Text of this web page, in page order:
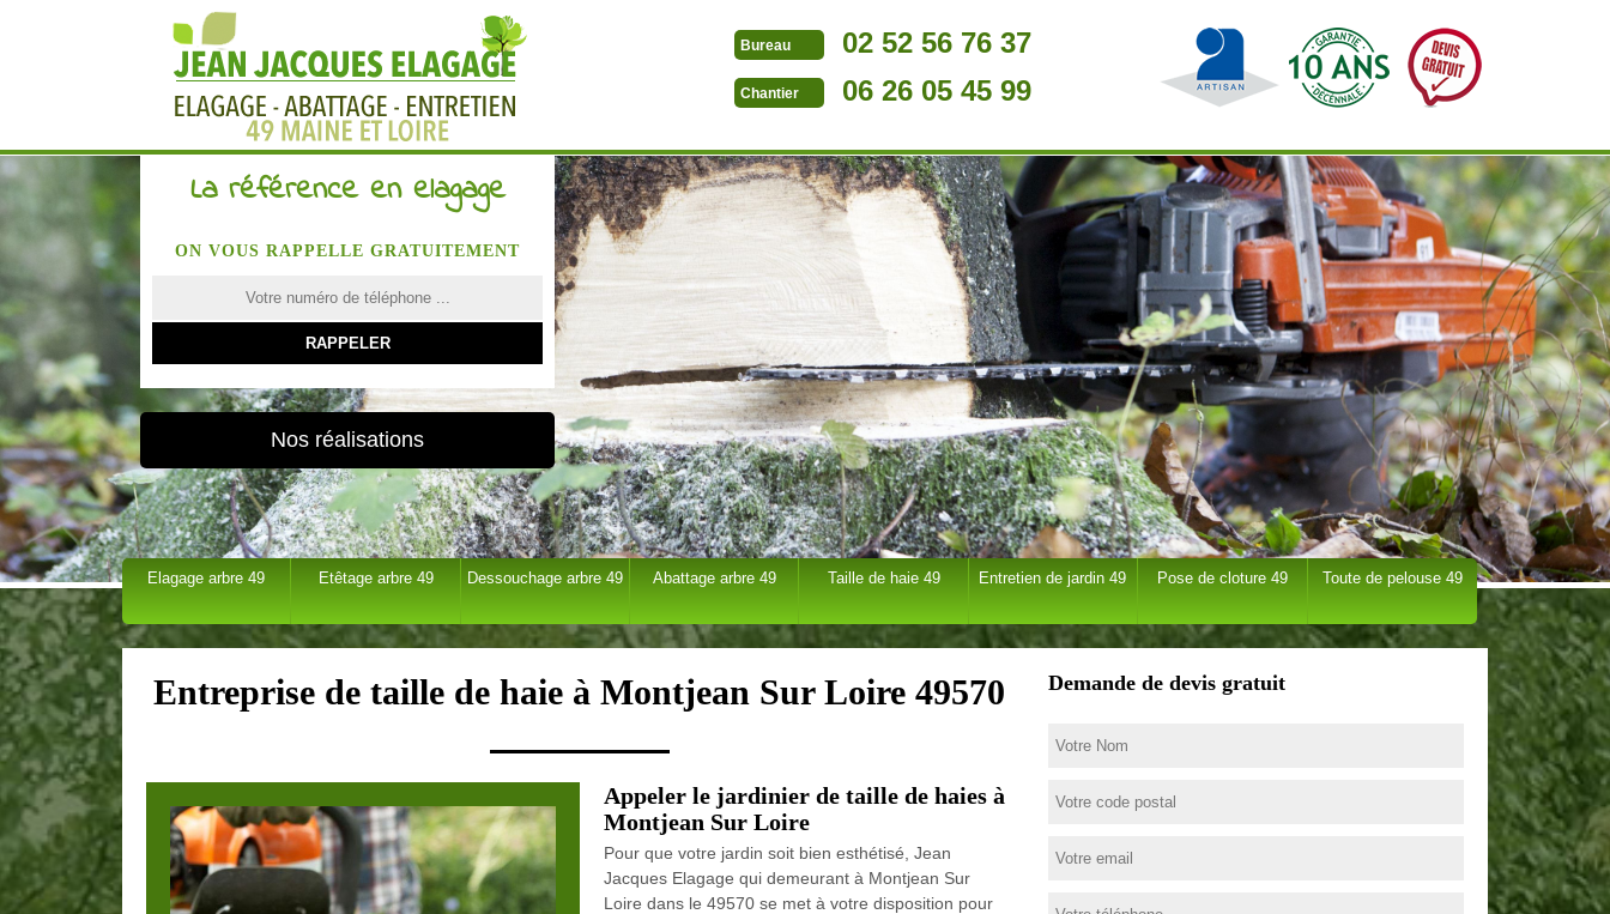
Bureau 02 52 56 76 37
Chantier 06 26 05 45 99
La référence en elagage
ON VOUS RAPPELLE GRATUITEMENT
Nos réalisations
Elagage arbre 49 Etêtage arbre 49 Dessouchage arbre 49 Abattage arbre 49 Taille de haie 49 Entretien de jardin 49 Pose de cloture 49 Toute de pelouse 49
Entreprise de taille de haie à Montjean Sur Loire 49570
Appeler le jardinier de taille de haies à
Montjean Sur Loire
Pour que votre jardin soit bien esthétisé, Jean
Jacques Elagage qui demeurant à Montjean Sur
Loire dans le 49570 se met à votre disposition pour
Demande de devis gratuit